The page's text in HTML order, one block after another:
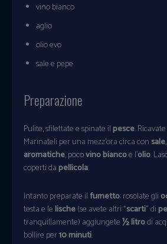
vino bianco
aglio
olio evo
sale e pepe
Preparazione
Pulite, sfilettate e spinate ilpesce.
Marinateli per una mezz’ora circa consale,
aromatiche, pocovino biancoe l’olio.
coperti dapellicola.
Intanto preparate ilfumetto: rosolate gli
testa e lelische(se avete altri “scarti” di
tranquillamente) aggiungete½ litrodi
bollire per10 minuti.